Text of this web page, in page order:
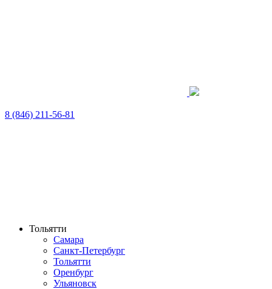
8 (846) 211-56-81
Тольятти
Самара
Санкт-Петербург
Тольятти
Оренбург
Ульяновск